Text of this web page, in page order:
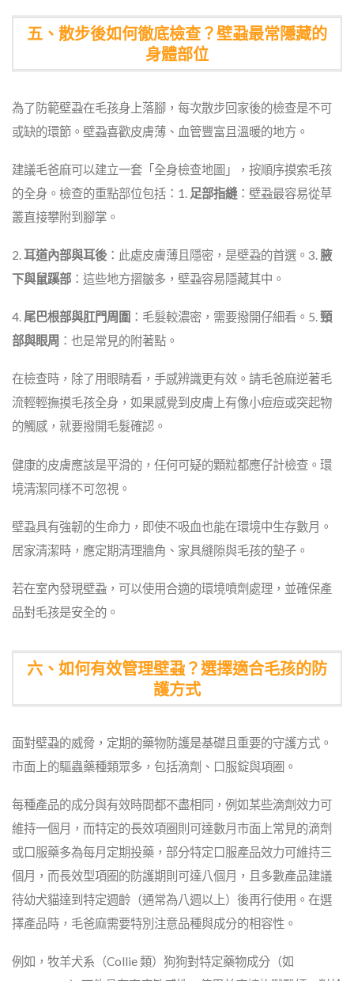
五、散步後如何徹底檢查？壁蝨最常隱藏的
身體部位
為了防範壁蝨在毛孩身上落腳，每次散步回家後的檢查是不可
或缺的環節。壁蝨喜歡皮膚薄、血管豐富且溫暖的地方。
建議毛爸麻可以建立一套「全身檢查地圖」，按順序摸索毛孩
的全身。檢查的重點部位包括：1. 足部指縫：壁蝨最容易從草
叢直接攀附到腳掌。
2.耳道內部與耳後 ：此處皮膚薄且隱密，是壁蝨的首選。3. 腋
下與鼠蹊部 ：這些地方摺皺多，壁蝨容易隱藏其中。
4. 尾巴根部與肛門周圍 ：毛髮較濃密，需要撥開仔細看。5.頸
部與眼周 ：也是常見的附著點。
在檢查時，除了用眼睛看，手感辨識更有效。請毛爸麻逆著毛
流輕輕撫摸毛孩全身，如果感覺到皮膚上有像小痘痘或突起物
的觸感，就要撥開毛髮確認。
健康的皮膚應該是平滑的，任何可疑的顆粒都應仔計檢查。環
境清潔同樣不可忽視。
壁蝨具有強韌的生命力，即使不吸血也能在環境中生存數月。
居家清潔時，應定期清理牆角、家具縫隙與毛孩的墊子。
若在室內發現壁蝨，可以使用合適的環境噴劑處理，並確保產
品對毛孩是安全的。
六、如何有效管理壁蝨？選擇適合毛孩的防
護方式
面對壁蝨的威脅，定期的藥物防護是基礎且重要的守護方式。
市面上的驅蟲藥種類眾多，包括滴劑、口服錠與項圈。
每種產品的成分與有效時間都不盡相同，例如某些滴劑效力可
維持一個月，而特定的長效項圈則可達數月市面上常見的滴劑
或口服藥多為每月定期投藥，部分特定口服產品效力可維持三
個月，而長效型項圈的防護期則可達八個月，且多數產品建議
待幼犬貓達到特定週齡（通常為八週以上）後再行使用。在選
擇產品時，毛爸麻需要特別注意品種與成分的相容性。
例如，牧羊犬系（Collie 類）狗狗對特定藥物成分（如